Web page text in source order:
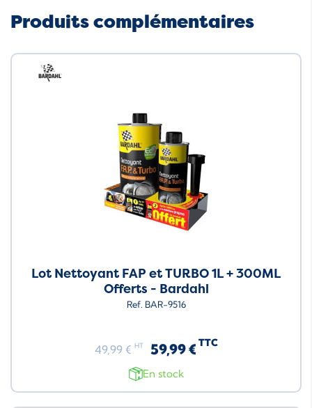
Produits complémentaires
Neuf
Lot Nettoyant FAP et TURBO 1L + 300ML
Offerts - Bardahl
Ref. BAR-9516
49,99 € HT 59,99 € TTC
En stock